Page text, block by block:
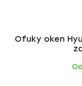
Ofuky oken